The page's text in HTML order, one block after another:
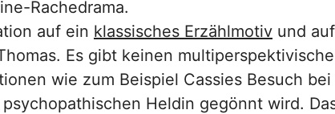
Rachedrama.
auf ein klassisches Erzählmotiv und
Es gibt keinen
wie zum Beispiel Cassies Besuch
Heldin gegönnt wird.